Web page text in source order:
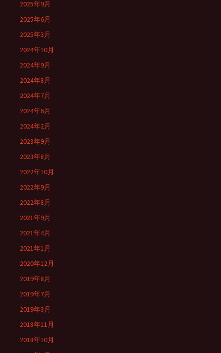
2025年9月
2025年6月
2025年3月
2024年10月
2024年9月
2024年8月
2024年7月
2024年6月
2024年2月
2023年9月
2023年8月
2022年10月
2022年9月
2022年8月
2021年9月
2021年4月
2021年1月
2020年12月
2019年8月
2019年7月
2019年3月
2018年11月
2018年10月